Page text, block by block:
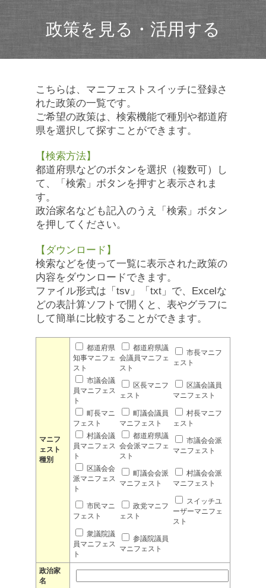
政策を見る・活用する
こちらは、マニフェストスイッチに登録さ
れた政策の一覧です。
ご希望の政策は、検索機能で種別や都道府
県を選択して探すことができます。
【検索方法】
都道府県などのボタンを選択（複数可）し
て、「検索」ボタンを押すと表示されま
す。
政治家名なども記入のうえ「検索」ボタン
を押してください。
【ダウンロード】
検索などを使って一覧に表示された政策の
内容をダウンロードできます。
ファイル形式は「tsv」「txt」で、Excelな
どの表計算ソフトで開くと、表やグラフに
して簡単に比較することができます。
マニフ
ェスト
種別
都道府県
知事マニフェ
スト
都道府県議
会議員マニフェ
スト
市長マニフ
ェスト
市議会議
員マニフェス
ト
区長マニフ
ェスト
区議会議員
マニフェスト
町長マニ
フェスト
町議会議員
マニフェスト
村長マニフ
ェスト
村議会議
員マニフェス
ト
都道府県議
会会派マニフェ
スト
市議会会派
マニフェスト
区議会会
派マニフェス
ト
町議会会派
マニフェスト
村議会会派
マニフェスト
市民マニ
フェスト
政党マニフ
ェスト
スイッチユ
ーザーマニフェ
スト
衆議院議
員マニフェス
ト
参議院議員
マニフェスト
政治家
名